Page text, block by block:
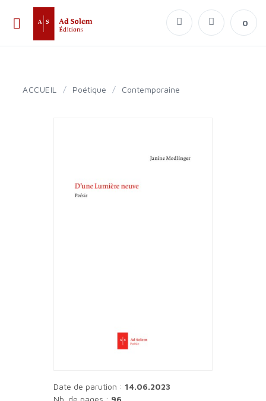
0
ACCUEIL / Poétique / Contemporaine
Date de parution : 14.06.2023